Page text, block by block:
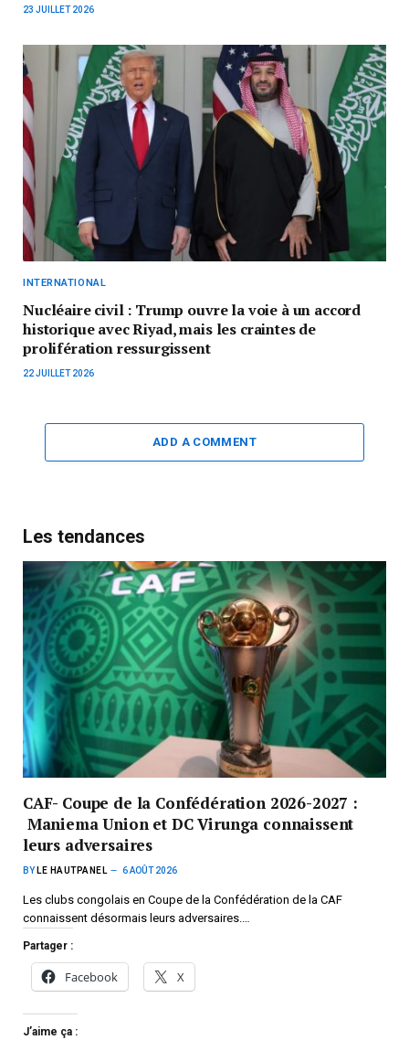
23 JUILLET 2026
INTERNATIONAL
Nucléaire civil : Trump ouvre la voie à un accord
historique avec Riyad, mais les craintes de
prolifération ressurgissent
22 JUILLET 2026
ADD A COMMENT
Les tendances
CAF- Coupe de la Confédération 2026-2027 :
Maniema Union et DC Virunga connaissent
leurs adversaires
BY LE HAUTPANEL 6 AOÛT 2026
Les clubs congolais en Coupe de la Confédération de la CAF
connaissent désormais leurs adversaires.…
Partager :
Facebook X
J’aime ça :